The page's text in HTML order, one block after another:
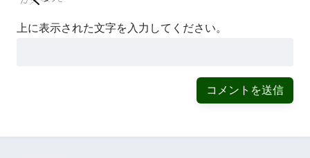
上に表示された文字を入力してください。